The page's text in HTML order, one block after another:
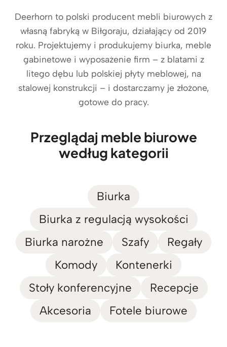
Deerhorn to polski producent mebli biurowych z
własną fabryką w Biłgoraju, działający od 2019
roku. Projektujemy i produkujemy biurka, meble
gabinetowe i wyposażenie firm – z blatami z
litego dębu lub polskiej płyty meblowej, na
stalowej konstrukcji – i dostarczamy je złożone,
gotowe do pracy.
Przeglądaj meble biurowe
według kategorii
Biurka
Biurka z regulacją wysokości
Biurka narożne
Szafy
Regały
Komody
Kontenerki
Stoły konferencyjne
Recepcje
Akcesoria
Fotele biurowe